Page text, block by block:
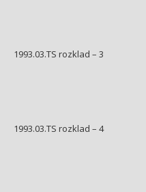
1993.03.TS rozklad – 3
1993.03.TS rozklad – 4